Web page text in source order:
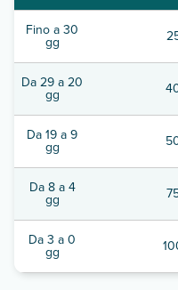
Fino a 30
gg
Da 29 a 20
gg
Da 19 a 9
gg
Da 8 a 4
gg
Da 3 a 0
gg